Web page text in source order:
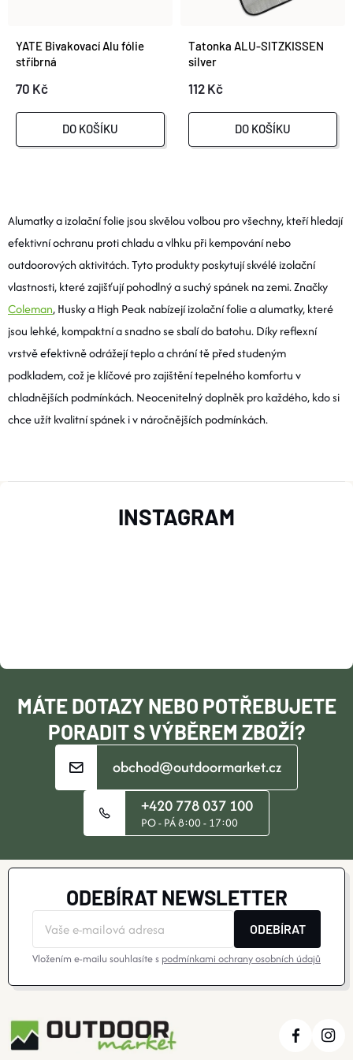
P
R
D
U
K
T
Ů
S
P
R
D
U
K
T
Ů
YATE Bivakovací Alu fólie
stříbrná
70 Kč
DO KOŠÍKU
Tatonka ALU-SITZKISSEN
silver
112 Kč
DO KOŠÍKU
V
L
Á
D
A
C
Í
R
P
Alumatky a izolační folie jsou skvělou volbou pro všechny, kteří hledají
efektivní ochranu proti chladu a vlhku při kempování nebo
outdoorových aktivitách. Tyto produkty poskytují skvélé izolační
vlastnosti, které zajišťují pohodlný a suchý spánek na zemi. Značky
Coleman, Husky a High Peak nabízejí izolační folie a alumatky, které
jsou lehké, kompaktní a snadno se sbalí do batohu. Díky reflexní
vrstvě efektivně odrážejí teplo a chrání tě před studeným
podkladem, což je klíčové pro zajištění tepelného komfortu v
chladnějších podmínkách. Neocenitelný doplněk pro každého, kdo si
chce užít kvalitní spánek i v náročnějších podmínkách.
T
MÁTE DOTAZY NEBO POTŘEBUJETE
PORADIT S VÝBĚREM ZBOŽÍ?
obchod@outdoormarket.cz
+420 778 037 100
PO - PÁ 8:00 - 17:00
INSTAGRAM
ODEBÍRAT NEWSLETTER
ODEBÍRAT
Vložením e-mailu souhlasíte s podmínkami ochrany osobních údajů